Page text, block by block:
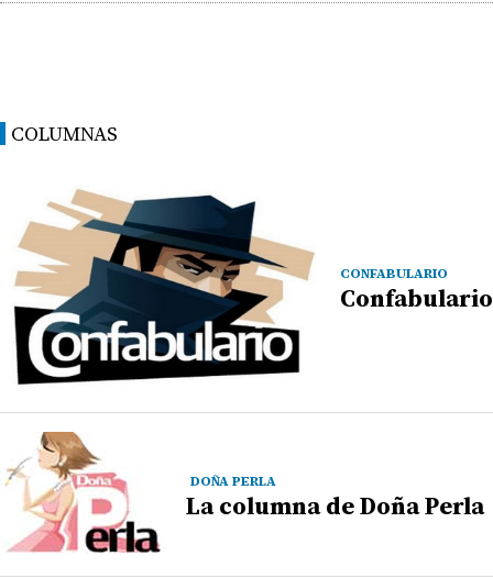
COLUMNAS
CONFABULARIO
Confabulario
DOÑA PERLA
La columna de Doña Perla